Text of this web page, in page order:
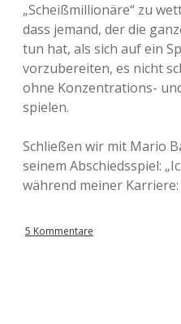
„Scheißmillionäre“ zu
dass jemand, der die
tun hat, als sich auf ein
vorzubereiten, es nicht
ohne Konzentrations-
spielen.
Schließen wir mit Mario
seinem Abschiedsspiel:
während meiner
5 Kommentare